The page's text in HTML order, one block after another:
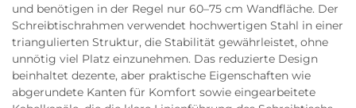
und benötigen in der Regel nur 60–75 cm Wandfläche. Der
Schreibtischrahmen verwendet hochwertigen Stahl in einer
triangulierten Struktur, die Stabilität gewährleistet, ohne
unnötig viel Platz einzunehmen. Das reduzierte Design
beinhaltet dezente, aber praktische Eigenschaften wie
abgerundete Kanten für Komfort sowie eingearbeitete